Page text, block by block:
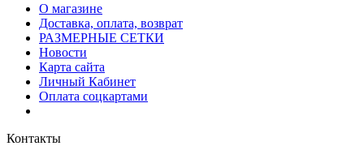
О магазине
Доставка, оплата, возврат
РАЗМЕРНЫЕ СЕТКИ
Новости
Карта сайта
Личный Кабинет
Оплата соцкартами
Контакты